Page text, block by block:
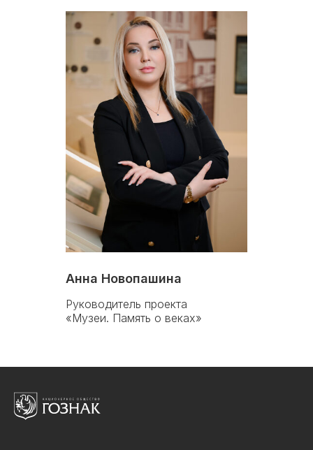
Анна Новопашина
Руководитель проекта
«Музеи. Память о веках»